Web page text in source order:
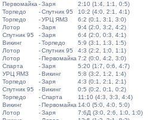
Первомайка -Заря
2:10 (1:4, 1:1, 0:5)
Торпедо -Спутник 95
10:2 (4:0, 2:1, 4:1)
Торпедо -УРЦ ЯМЗ
6:2 (0:1, 3:1, 3:0)
Лотор -Заря
9:4 (2:0, 3:2, 4:2)
Спутник 95 -Заря
6:4 (2:0, 0:3, 4:1)
Викинг -Торпедо
5:9 (3:1, 1:3, 1:5)
Лотор -Спутник 95
4:3 (2:2, 1:0, 1:1)
Лотор -Первомайка 7:2 (0:0, 4:2, 3:0)
Спарта -Заря
5:20 (1:7, 0:6, 4:7)
УРЦ ЯМЗ -Викинг
5:8 (3:2, 1:2, 1:4)
Торпедо -Заря
4:3 (0:1, 2:1, 2:1)
Спутник 95 -Викинг
0:5 (0:2, 0:1, 0:2)
Торпедо -Спарта
11:10 (4:3, 3:3, 4:4)
Викинг -Первомайка 14:0 (5:0, 4:0, 5:0)
Лотор -Заря
7:6Д (3:0, 2:6, 1:0, 1:0)